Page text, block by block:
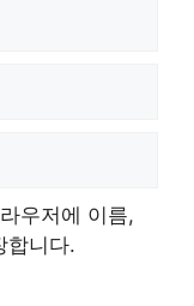
우저에 이름,
합니다.